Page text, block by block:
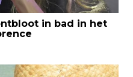
in bad in het